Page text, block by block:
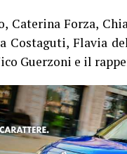
Caterina Forza,
Costaguti, Flavia
Guerzoni e il